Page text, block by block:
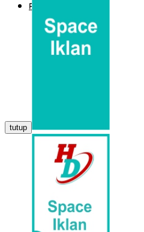
PARLEMEN
tutup